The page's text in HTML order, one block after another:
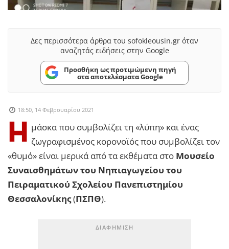
Δες περισσότερα άρθρα του sofokleousin.gr όταν
αναζητάς ειδήσεις στην Google
Προσθήκη ως προτιμώμενη πηγή
στα αποτελέσματα Google
18:50, 14 Φεβρουαρίου 2021
Η
μάσκα που συμβολίζει τη «λύπη» και ένας
ζωγραφισμένος κορονοϊός που συμβολίζει τον
«θυμό» είναι μερικά από τα εκθέματα στο Μουσείο
Συναισθημάτων του Νηπιαγωγείου του
Πειραματικού Σχολείου Πανεπιστημίου
Θεσσαλονίκης(ΠΣΠΘ).